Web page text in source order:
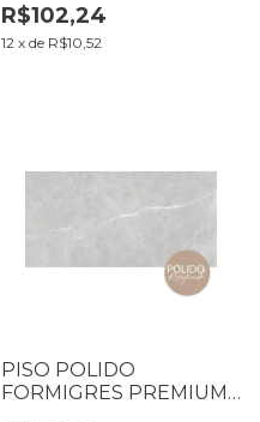
CX2,18M2 (B01 T003
L0026)
R$102,24
12 x de R$10,52
PISO POLIDO
FORMIGRES PREMIUM